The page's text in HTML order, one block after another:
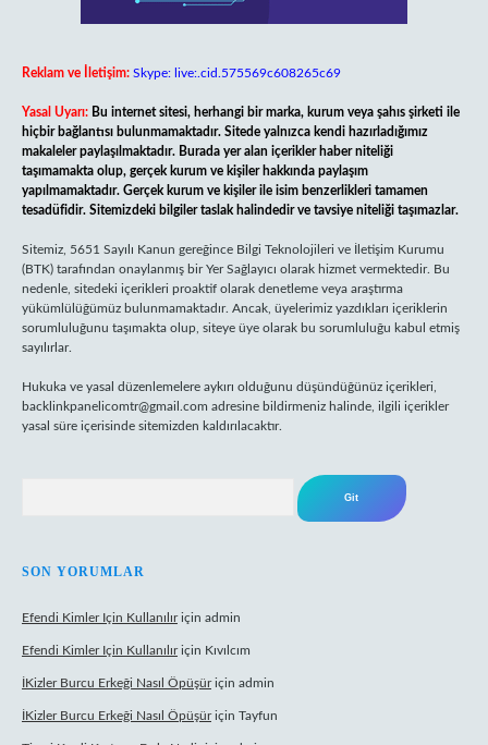
Reklam ve İletişim: Skype: live:.cid.575569c608265c69
Yasal Uyarı: Bu internet sitesi, herhangi bir marka, kurum veya şahıs şirketi ile
hiçbir bağlantısı bulunmamaktadır. Sitede yalnızca kendi hazırladığımız
makaleler paylaşılmaktadır. Burada yer alan içerikler haber niteliği
taşımamakta olup, gerçek kurum ve kişiler hakkında paylaşım
yapılmamaktadır. Gerçek kurum ve kişiler ile isim benzerlikleri tamamen
tesadüfidir. Sitemizdeki bilgiler taslak halindedir ve tavsiye niteliği taşımazlar.
Sitemiz, 5651 Sayılı Kanun gereğince Bilgi Teknolojileri ve İletişim Kurumu
(BTK) tarafından onaylanmış bir Yer Sağlayıcı olarak hizmet vermektedir. Bu
nedenle, sitedeki içerikleri proaktif olarak denetleme veya araştırma
yükümlülüğümüz bulunmamaktadır. Ancak, üyelerimiz yazdıkları içeriklerin
sorumluluğunu taşımakta olup, siteye üye olarak bu sorumluluğu kabul etmiş
sayılırlar.
Hukuka ve yasal düzenlemelere aykırı olduğunu düşündüğünüz içerikleri,
backlinkpanelicomtr@gmail.com adresine bildirmeniz halinde, ilgili içerikler
yasal süre içerisinde sitemizden kaldırılacaktır.
SON YORUMLAR
Efendi Kimler Için Kullanılıriçin admin
Efendi Kimler Için Kullanılıriçin Kıvılcım
İKizler Burcu Erkeği Nasıl Öpüşüriçin admin
İKizler Burcu Erkeği Nasıl Öpüşüriçin Tayfun